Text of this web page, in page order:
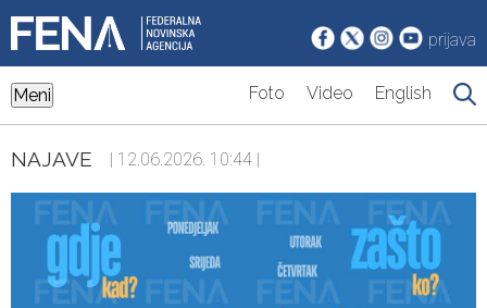
prijava
Meni Foto Video English
NAJAVE | 12.06.2026. 10:44 |